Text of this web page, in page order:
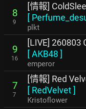
8
9
[情報]
[
plkt
9
16
[LIVE] 260803
[AKB48 ]
emperor
7
7
[情報] Red
[ RedVelvet]
Kristoflower